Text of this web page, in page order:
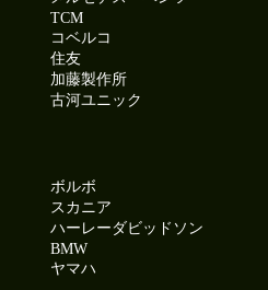
TCM
コベルコ
住友
加藤製作所
古河ユニック
ボルボ
スカニア
ハーレーダビッドソン
BMW
ヤマハ